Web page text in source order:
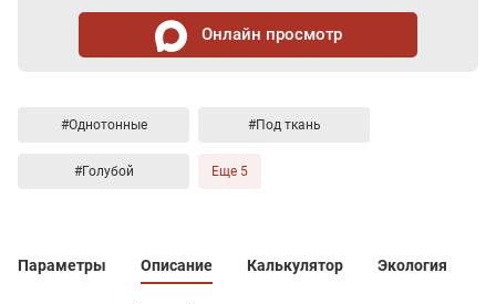
Онлайн просмотр
#Однотонные #Под ткань
#Голубой Еще 5
Параметры Описание Калькулятор Экология